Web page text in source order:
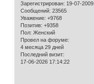
Зарегистрирован: 19-07-2009
Сообщений: 23565
Уважение: +9768
Позитив: +9358
Пол: Женский
Провел на форуме:
4 месяца 29 дней
Последний визит:
17-06-2026 17:14:22